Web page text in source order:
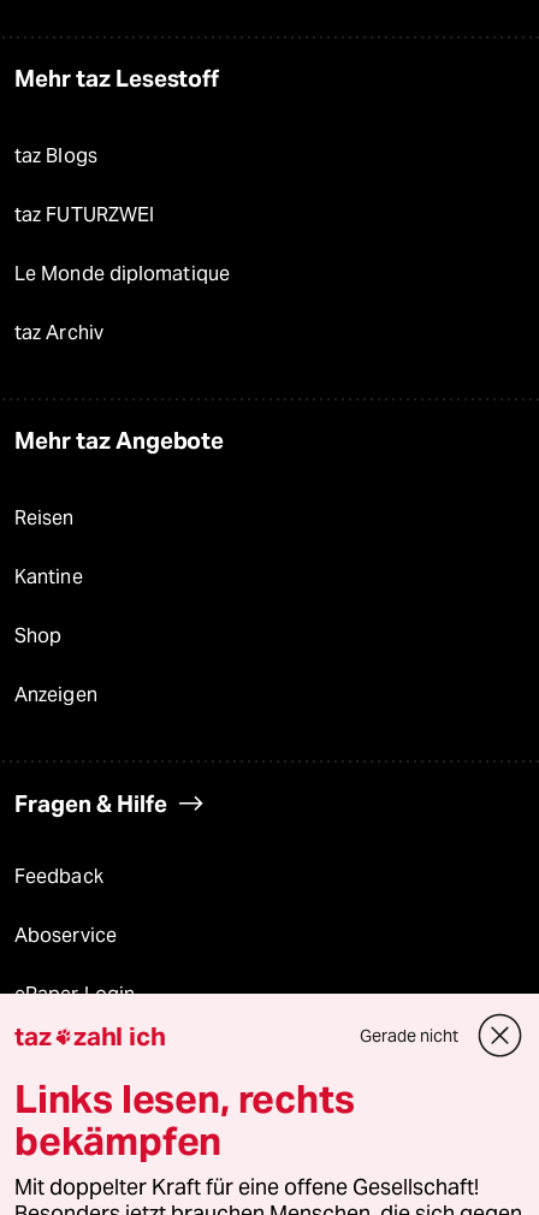
Mehr taz Lesestoff
taz Blogs
taz FUTURZWEI
Le Monde diplomatique
taz Archiv
Mehr taz Angebote
Reisen
Kantine
Shop
Anzeigen
Fragen & Hilfe
Feedback
Aboservice
ePaper Login
Downloads für Abonnierende
© 2026 taz Verlags und Vertriebs GmbH
Alle Rechte vorbehalten. Bei rechtlichen Fragen oder für Genehmigungen
wenden Sie sich bitte an
lizenzen@taz.de
taz zahl ich Gerade nicht
Links lesen, rechts
bekämpfen
Mit doppelter Kraft für eine offene Gesellschaft!